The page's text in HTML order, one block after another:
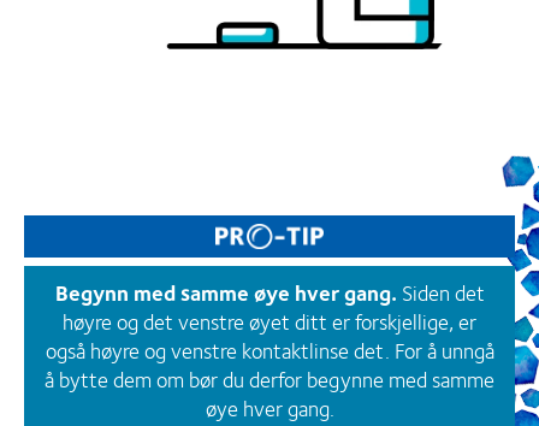
Begynn med samme øye hver gang. Siden det
høyre og det venstre øyet ditt er forskjellige, er
også høyre og venstre kontaktlinse det. For å unngå
å bytte dem om bør du derfor begynne med samme
øye hver gang.